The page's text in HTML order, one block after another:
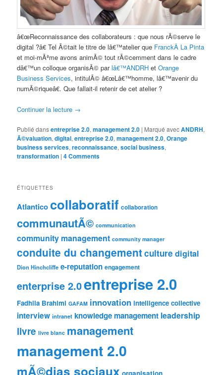
â€œReconnaissance des collaborateurs : que nous rÃ©serve le
digital ?â€ Tel Ã©tait le titre de lâ€™atelier que FranckÂ La Pinta
et moi-mÃªme avons animÃ© tout rÃ©cemment dans le cadre
dâ€™un colloque organisÃ© parlâ€™ANDRH etOrange
Business Services, intitulÃ© â€œLâ€™homme, lâ€™avenir du
numÃ©riqueâ€. Que fallait-il retenir de cet atelier ?
Continuer la lecture →
Publié dansentreprise 2.0,management 2.0 | Marqué avecANDRH,
Ã©valuation,digital,entreprise 2.0,management 2.0,Orange
business services,reconnaissance,social business,
transformation |4 Comments
ÉTIQUETTES
Atlantico collaboratif collaboration
communautÃ© communication
community management community manager
conduite du changementculture digital
Dion Hinchcliffe e-reputation engagement
enterprise 2.0entreprise 2.0
Fadhila Brahimi GAFAM innovation intelligence collective
interview intranet knowledge management leadership
livre livre blanc management
management 2.0
mÃ©dias sociaux